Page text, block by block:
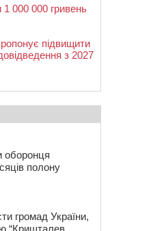
000 000 гривень
підвищити
з 2027
оборонця
полону
громад України,
“Кришталев...